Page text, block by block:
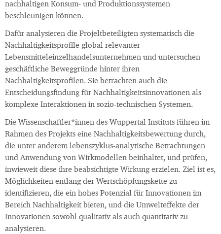
nachhaltigen Konsum- und Produktionssystemen
beschleunigen können.
Dafür analysieren die Projeltbeteiligten systematisch die
Nachhaltigkeitsprofile global relevanter
Lebensmitteleinzelhandelsunternehmen und untersuchen
geschäftliche Beweggründe hinter ihren
Nachhaltigkeitsprofilen. Sie betrachten auch die
Entscheidungsfindung für Nachhaltigkeitsinnovationen als
komplexe Interaktionen in sozio-technischen Systemen.
Die Wissenschaftler*innen des Wuppertal Instituts führen im
Rahmen des Projekts eine Nachhaltigkeitsbewertung durch,
die unter anderem lebenszyklus-analytische Betrachtungen
und Anwendung von Wirkmodellen beinhaltet, und prüfen,
inwieweit diese ihre beabsichtigte Wirkung erzielen. Ziel ist es,
Möglichkeiten entlang der Wertschöpfungskette zu
identifizieren, die ein hohes Potenzial für Innovationen im
Bereich Nachhaltigkeit bieten, und die Umwelteffekte der
Innovationen sowohl qualitativ als auch quantitativ zu
analysieren.